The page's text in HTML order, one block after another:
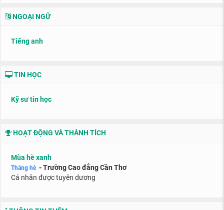
NGOẠI NGỮ
Tiếng anh
TIN HỌC
Kỹ sư tin học
HOẠT ĐỘNG VÀ THÀNH TÍCH
Mùa hè xanh
Tháng hè - Trường Cao đẳng Cần Thơ
Cá nhân được tuyên dương